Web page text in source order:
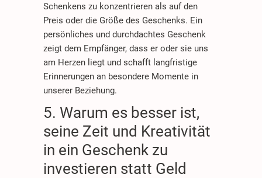
Schenkens zu konzentrieren als auf den
Preis oder die Größe des Geschenks. Ein
persönliches und durchdachtes Geschenk
zeigt dem Empfänger, dass er oder sie uns
am Herzen liegt und schafft langfristige
Erinnerungen an besondere Momente in
unserer Beziehung.
5. Warum es besser ist,
seine Zeit und Kreativität
in ein Geschenk zu
investieren statt Geld